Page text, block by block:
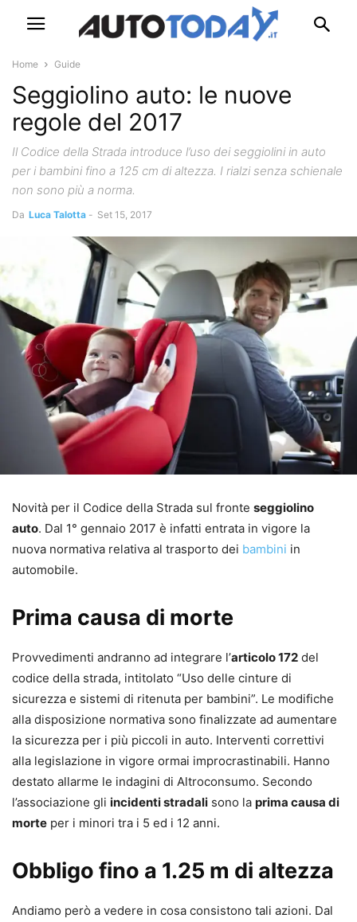
Home Guide
Seggiolino auto: le nuove
regole del 2017
Il Codice della Strada introduce l’uso dei seggiolini in auto
per i bambini fino a 125 cm di altezza. I rialzi senza schienale
non sono più a norma.
Da Luca Talotta - Set 15, 2017
Novità per il Codice della Strada sul fronte seggiolino
auto. Dal 1° gennaio 2017 è infatti entrata in vigore la
nuova normativa relativa al trasporto dei bambini in
automobile.
Prima causa di morte
Provvedimenti andranno ad integrare l’articolo 172 del
codice della strada, intitolato “Uso delle cinture di
sicurezza e sistemi di ritenuta per bambini”. Le modifiche
alla disposizione normativa sono finalizzate ad aumentare
la sicurezza per i più piccoli in auto. Interventi correttivi
alla legislazione in vigore ormai improcrastinabili. Hanno
destato allarme le indagini di Altroconsumo. Secondo
l’associazione gli incidenti stradali sono la prima causa di
morte per i minori tra i 5 ed i 12 anni.
Obbligo fino a 1.25 m di altezza
Andiamo però a vedere in cosa consistono tali azioni. Dal